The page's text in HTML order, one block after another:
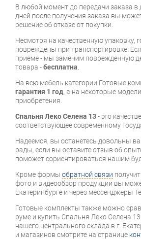
В любой момент до передачи заказа в
дней после получения заказа вы
решение об отказе от покупки.
Несмотря на качественную упаковку,
повреждены при транспортировке.
приёме - мы заменим поврежденную
товара -бесплатна.
На всю мебель категории Готовые
гарантия 1 год, а на некоторые
приобретения.
Спальня Леко Селена 13- это
соответствующее современному
Надеемся, вы останетесь довольны
рады, если вы оставите отзыв об
поможет сориентироваться нашим
Кроме формы обратной связи
фото и видеообзор продукции вы
Екатеринбурге и через мессенджеры
Готовые комплекты также можно
руме и купить Спальня Леко Селена
нашего центрального склада в г.
и магазинов смотрите на странице